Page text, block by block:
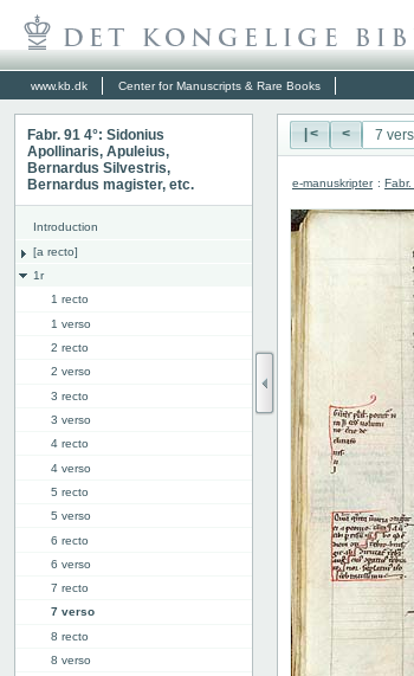
www.kb.dk Center for Manuscripts & Rare Books
Fabr. 91 4°: Sidonius
Apollinaris, Apuleius,
Bernardus Silvestris,
Bernardus magister, etc.
Introduction
[a recto]
1r
1 recto
1 verso
2 recto
2 verso
3 recto
3 verso
4 recto
4 verso
5 recto
5 verso
6 recto
6 verso
7 recto
7 verso
8 recto
8 verso
|< <
e-manuskripter :